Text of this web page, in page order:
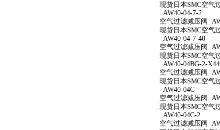
现货日本SMC空气
AW40-04-7-2
空气过滤减压阀
现货日本SMC空气
AW40-04-7-40
空气过滤减压阀
现货日本SMC空气
AW40-04BG-2-
空气过滤减压阀
现货日本SMC空气
AW40-04C
空气过滤减压阀
现货日本SMC空气
AW40-04C-2
空气过滤减压阀